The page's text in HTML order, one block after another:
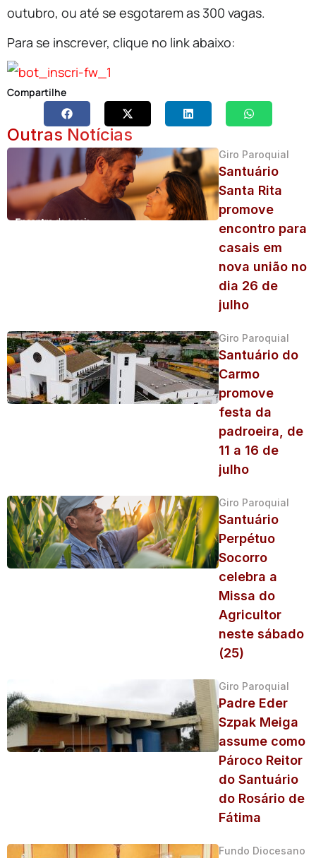
outubro, ou até se esgotarem as 300 vagas.
Para se inscrever, clique no link abaixo:
Compartilhe
Outras Notícias
Giro Paroquial
Santuário
Santa Rita
promove
encontro para
casais em
nova união no
dia 26 de
julho
Giro Paroquial
Santuário do
Carmo
promove
festa da
padroeira, de
11 a 16 de
julho
Giro Paroquial
Santuário
Perpétuo
Socorro
celebra a
Missa do
Agricultor
neste sábado
(25)
Giro Paroquial
Padre Eder
Szpak Meiga
assume como
Pároco Reitor
do Santuário
do Rosário de
Fátima
Fundo Diocesano